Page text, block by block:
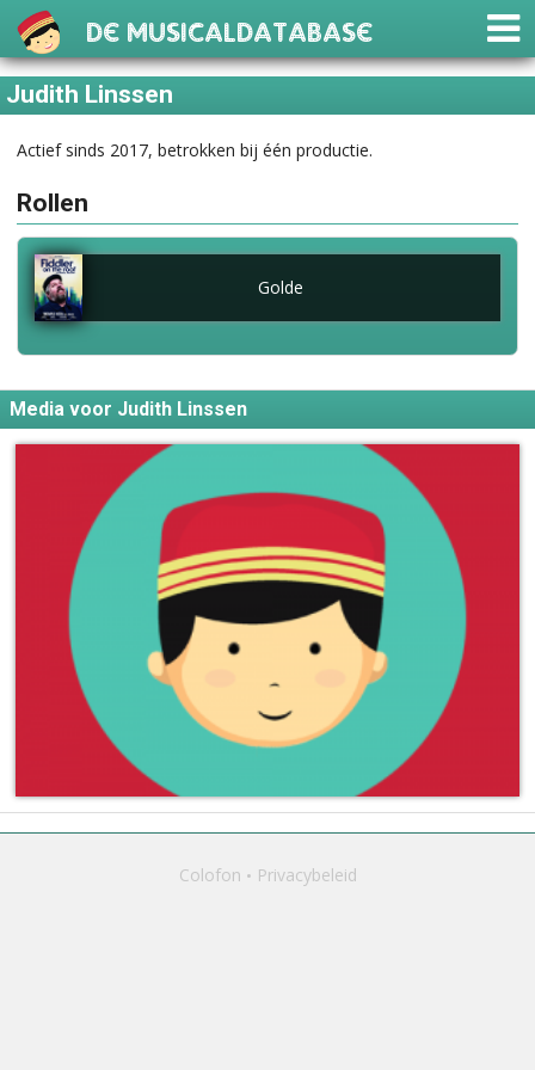
De Musicaldatabase
Judith Linssen
Actief sinds 2017, betrokken bij één productie.
Rollen
Golde
Media voor Judith Linssen
Colofon Privacybeleid